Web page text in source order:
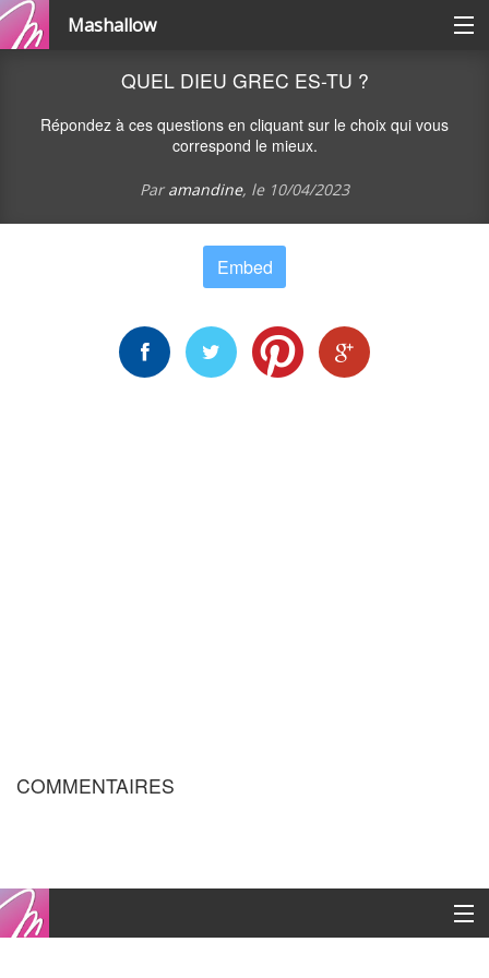
Mashallow
Se connecter / s'inscrire
Créer un quizz
QUEL DIEU GREC ES-TU ?
Répondez à ces questions en cliquant sur le choix qui vous
correspond le mieux.
Par amandine, le 10/04/2023
Embed
COMMENTAIRES